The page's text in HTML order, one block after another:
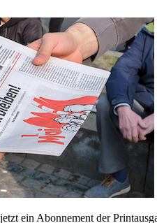
ein Abonnement der